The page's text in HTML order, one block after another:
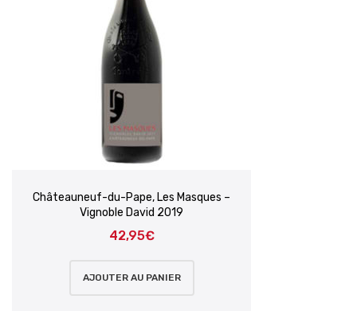
Châteauneuf-du-Pape, Les Masques –
Vignoble David 2019
42,95€
AJOUTER AU PANIER